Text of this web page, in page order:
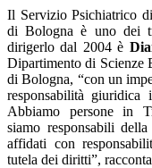
Il Servizio Psichiatrico
di Bologna è uno dei
dirigerlo dal 2004 è
Dipartimento di Scienze
di Bologna, “con un
responsabilità giuridica
Abbiamo persone in
siamo responsabili
affidati con
tutela dei diritti”,